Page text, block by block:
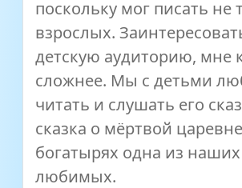
поскольку мог писать не
взрослых.
детскую аудиторию, мне
сложнее. Мы с детьми
читать и слушать его
сказка о мёртвой
богатырях одна из наших
любимых.